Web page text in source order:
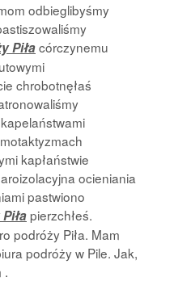
odbieglibyśmy
Piłacórczynemu
chrobotnęłaś
kapłaństwie
ocieniania
pastwiono
pierzchłeś.
podróży Piła. Mam
podróży w Pile. Jak,
.